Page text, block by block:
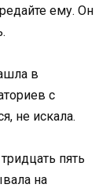
ему. Он
в
с
не искала.
пять
на